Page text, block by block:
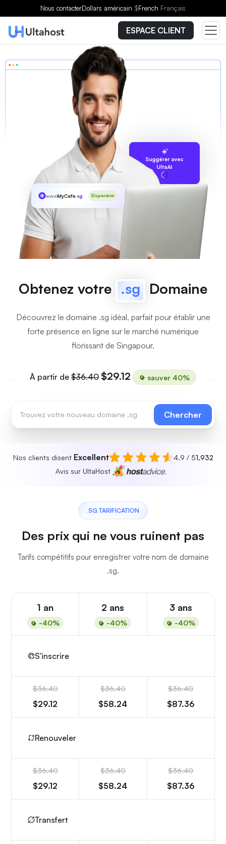
Nous contacterDollars américain $French Français
ESPACE CLIENT
Suggérer avec
UltaAI
wwwMyCafe.sg Disponible!
Obtenez votre .sg Domaine
Découvrez le domaine .sg idéal, parfait pour établir une
forte présence en ligne sur le marché numérique
florissant de Singapour.
À partir de $36.40 $29.12 sauver 40%
Chercher
Nos clients disent Excellent 4.9 / 51,932
Avis sur UltaHost
.SG TARIFICATION
Des prix qui ne vous ruinent pas
Tarifs compétitifs pour enregistrer votre nom de domaine
.sg.
1 an
-40%
2 ans
-40%
3 ans
-40%
S'inscrire
$36.40
$29.12
$36.40
$58.24
$36.40
$87.36
Renouveler
$36.40
$29.12
$36.40
$58.24
$36.40
$87.36
Transfert